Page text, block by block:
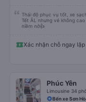
Thái độ phục vụ tốt, xe
Tết ÂL nhưng vé không
niềm nở👍
Xác nhận chỗ ngay
Phúc Yên
Limousine 34
Bến xe Sơn